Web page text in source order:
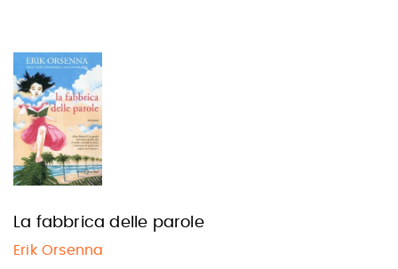
La fabbrica delle parole
Erik Orsenna